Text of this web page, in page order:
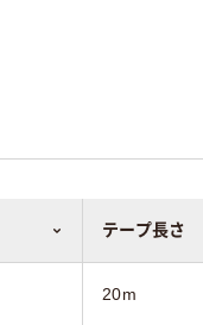
テープ長さ
20m